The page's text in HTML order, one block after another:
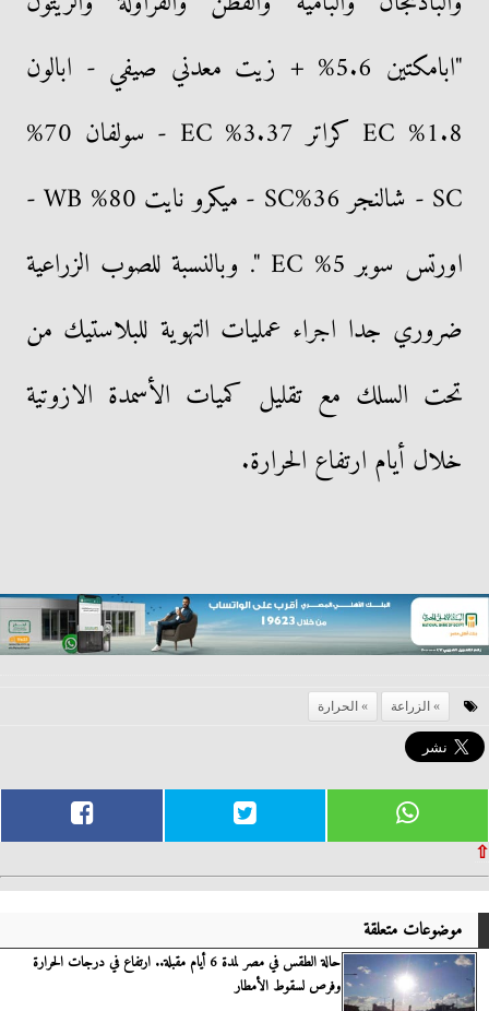
"ابامكتين 5.6% + زيت معدني صيفي - ابالون
1.8% EC كراتر 3.37% EC - سولفان 70%
SC - شالنجر 36%SC - ميكرو نايت 80% WB -
اورتس سوبر 5% EC ". وبالنسبة للصوب الزراعية
ضروري جدا اجراء عمليات التهوية للبلاستيك من
تحت السلك مع تقليل كميات الأسمدة الازوتية
خلال أيام ارتفاع الحرارة.
الزراعة الحرارة
⇧
موضوعات متعلقة
حالة الطقس في مصر لمدة 6 أيام مقبلة.. ارتفاع في درجات الحرارة
وفرص لسقوط الأمطار